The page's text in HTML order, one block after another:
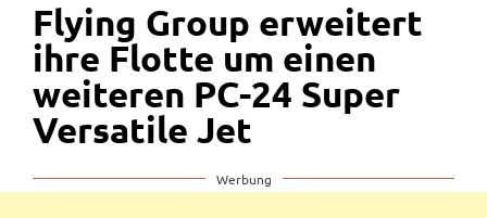
Flying Group erweitert
ihre Flotte um einen
weiteren PC-24 Super
Versatile Jet
Werbung